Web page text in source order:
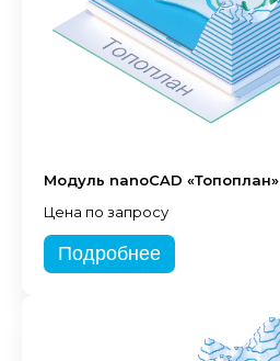
Модуль nanoCAD «Топоплан»
Цена по запросу
Подробнее